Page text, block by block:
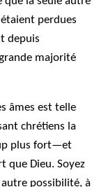
perdues
depuis
majorité
âmes est telle
chrétiens la
plus fort—et
que Dieu. Soyez
autre possibilité, à